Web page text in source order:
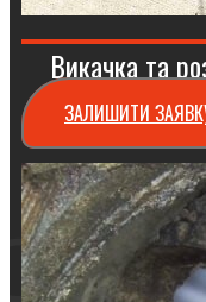
Викачка та
ЗАЛИШИТИ